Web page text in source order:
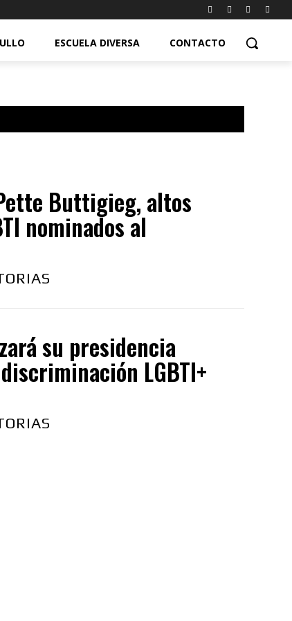
ESCUELA DIVERSA CONTACTO
Buttigieg, altos
nominados al
su presidencia
LGBTI+